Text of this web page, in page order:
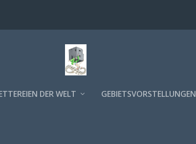
DER WELT GEBIETSVORSTELLUNGEN